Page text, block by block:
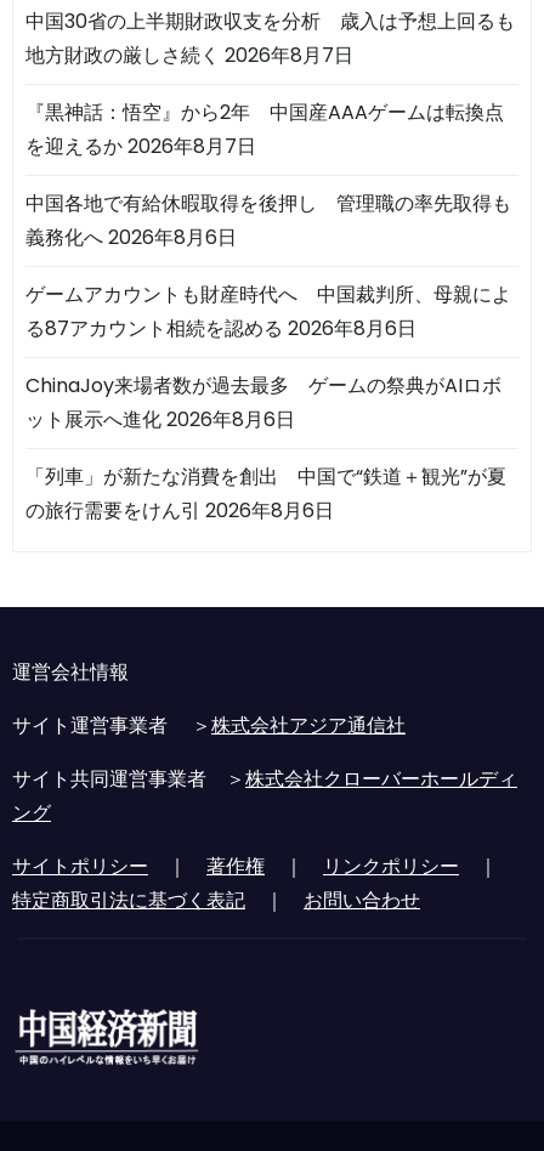
中国30省の上半期財政収支を分析 歳入は予想上回るも
地方財政の厳しさ続く 2026年8月7日
『黒神話：悟空』から2年 中国産AAAゲームは転換点
を迎えるか2026年8月7日
中国各地で有給休暇取得を後押し 管理職の率先取得も
義務化へ2026年8月6日
ゲームアカウントも財産時代へ 中国裁判所、母親によ
る87アカウント相続を認める 2026年8月6日
ChinaJoy来場者数が過去最多 ゲームの祭典がAIロボ
ット展示へ進化2026年8月6日
「列車」が新たな消費を創出 中国で“鉄道＋観光”が夏
の旅行需要をけん引 2026年8月6日
運営会社情報
サイト運営事業者 ＞株式会社アジア通信社
サイト共同運営事業者 ＞株式会社クローバーホールディ
ング
サイトポリシー ｜ 著作権 ｜ リンクポリシー ｜
特定商取引法に基づく表記 ｜ お問い合わせ